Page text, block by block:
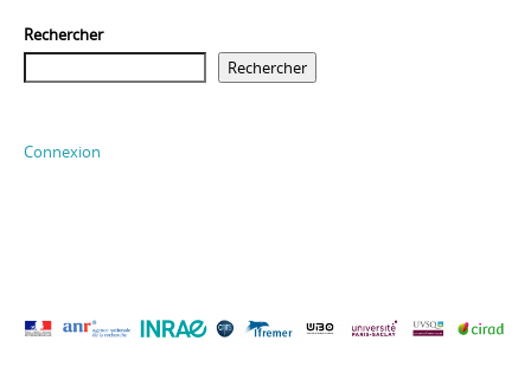
Rechercher
Rechercher
Connexion